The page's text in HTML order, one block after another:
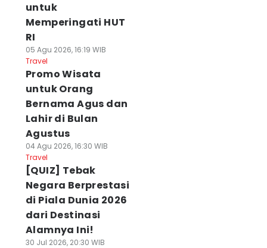
untuk
Memperingati HUT
RI
05 Agu 2026, 16:19 WIB
Travel
Promo Wisata
untuk Orang
Bernama Agus dan
Lahir di Bulan
Agustus
04 Agu 2026, 16:30 WIB
Travel
[QUIZ] Tebak
Negara Berprestasi
di Piala Dunia 2026
dari Destinasi
Alamnya Ini!
30 Jul 2026, 20:30 WIB